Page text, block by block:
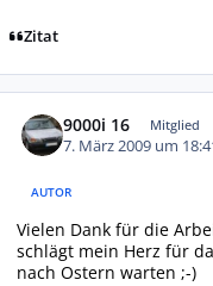
Zitat
9000i 16 Mitglied
7. März 2009 um
AUTOR
Vielen Dank für die
schlägt mein Herz für
nach Ostern warten ;-)